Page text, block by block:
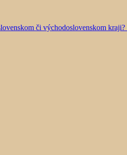
či východoslovenskom kraji?